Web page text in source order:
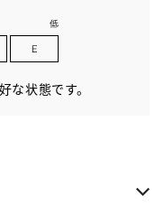
な状態です。